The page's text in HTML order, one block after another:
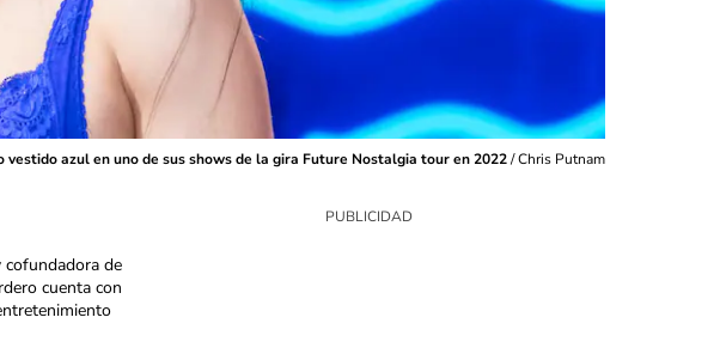
vestido azul en uno de sus shows de la gira Future Nostalgia tour en 2022/Chris Putnam
cofundadora de
cuenta con